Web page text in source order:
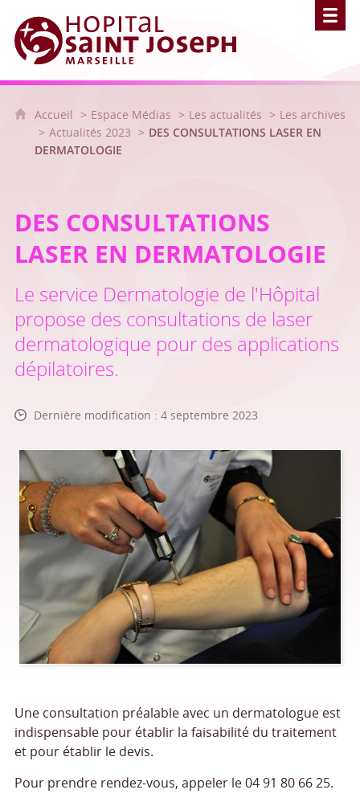
Hôpital Saint Joseph - Marseille
Accueil Espace Médias Les actualités
Les archives
Actualités 2023
DES CONSULTATIONS LASER EN
DERMATOLOGIE
DES CONSULTATIONS
LASER EN DERMATOLOGIE
Le service Dermatologie de l'Hôpital
propose des consultations de laser
dermatologique pour des applications
dépilatoires.
Dernière modification : 4 septembre 2023
Une consultation préalable avec un dermatologue est
indispensable pour établir la faisabilité du traitement
et pour établir le devis.
Pour prendre rendez-vous, appeler le 04 91 80 66 25.